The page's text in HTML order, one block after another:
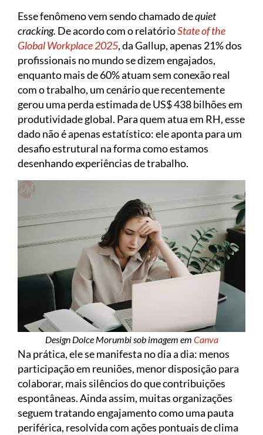
Esse fenômeno vem sendo chamado dequiet
cracking. De acordo com o relatórioState of the
Global Workplace 2025, da Gallup, apenas 21% dos
profissionais no mundo se dizem engajados,
enquanto mais de 60% atuam sem conexão real
com o trabalho, um cenário que recentemente
gerou uma perda estimada de US$ 438 bilhões em
produtividade global. Para quem atua em RH, esse
dado não é apenas estatístico: ele aponta para um
desafio estrutural na forma como estamos
desenhando experiências de trabalho.
Design Dolce Morumbi sob imagem em Canva
Na prática, ele se manifesta no dia a dia: menos
participação em reuniões, menor disposição para
colaborar, mais silêncios do que contribuições
espontâneas. Ainda assim, muitas organizações
seguem tratando engajamento como uma pauta
periférica, resolvida com ações pontuais de clima